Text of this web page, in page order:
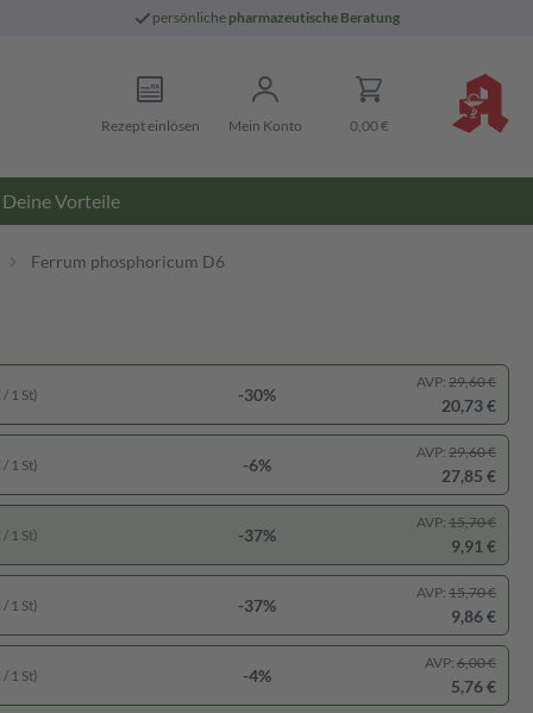
persönliche pharmazeutische Beratung
Rezept einlösen Mein Konto 0,00 €
Deine Vorteile
Ferrum phosphoricum D6
1 St) -30%
AVP: 29,60 €
20,73 €
1 St) -6%
AVP: 29,60 €
27,85 €
1 St) -37%
AVP: 15,70 €
9,91 €
1 St) -37%
AVP: 15,70 €
9,86 €
1 St) -4%
AVP: 6,00 €
5,76 €